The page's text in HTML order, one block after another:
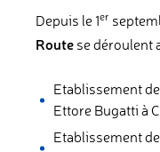
Depuis le 1er
Route se déroulent
Etablissement de
Ettore Bugatti à
Etablissement de